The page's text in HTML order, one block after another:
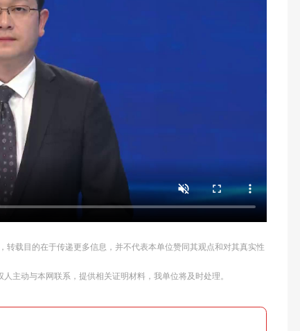
载目的在于传递更多信息，并不代表本单位赞同其观点和对其真实性
主动与本网联系，提供相关证明材料，我单位将及时处理。